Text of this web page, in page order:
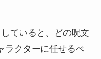
ていると、どの呪文
ラクターに任せるべ